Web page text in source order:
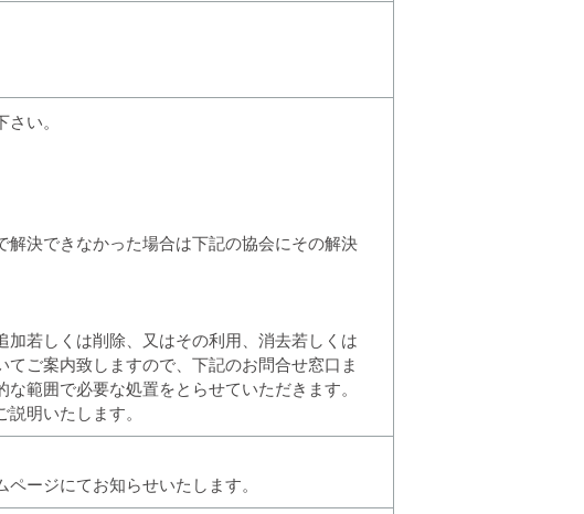
い。
決できなかった場合は下記の協会にその解決
若しくは削除、又はその利用、消去若しくは
ご案内致しますので、下記のお問合せ窓口ま
範囲で必要な処置をとらせていただきます。
明いたします。
ージにてお知らせいたします。